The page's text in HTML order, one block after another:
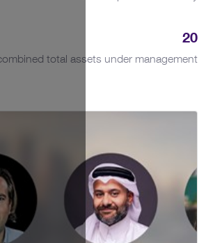
combined total